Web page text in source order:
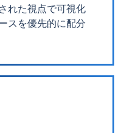
れた視点で可視化
スを優先的に配分